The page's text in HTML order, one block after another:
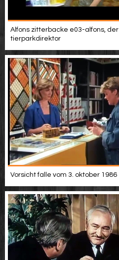
Alfons zitterbacke e03-alfons, der
tierparkdirektor
Vorsicht falle vom 3. oktober 1986